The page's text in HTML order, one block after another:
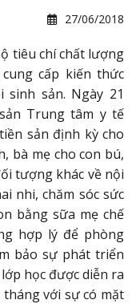
27/06/2018
chí chất lượng
cấp kiến thức
sản. Ngày 21
Trung tâm y tế
sản định kỳ cho
bà mẹ cho con bú,
tượng khác về nội
nhi, chăm sóc sức
bằng sữa mẹ chế
hợp lý để phòng
bảo sự phát triển
học được diễn ra
với sự có mặt